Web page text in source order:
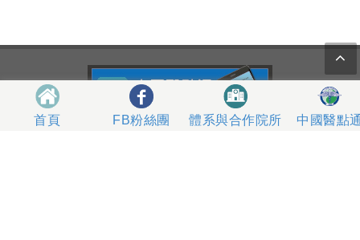
首頁 FB粉絲團 體系與合作院所 中國醫點